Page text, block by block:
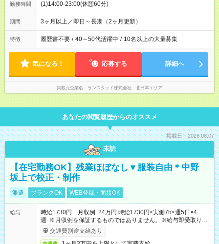
勤務時間 (1)14:00-23:00(休憩60分)
期間 3ヶ月以上／即日～長期（2ヶ月更新）
特徴 履歴書不要 / 40～50代活躍中 / 10名以上の大量募集
気になる！ 応募する 詳細へ
掲載元企業名 ランスタッド株式会社 北日本エリア
あなたの閲覧履歴からのオススメ
掲載日：2026.08.07
未読
【在宅勤務OK】残業ほぼなし▼服装自由＊中野
坂上で校正・制作
派遣 ブランクOK WEB登録・面接OK
給与
時給1730円 月収例 24万円 時給1730円×実働7h×週5日×4
週 ※月収例を保証するものではありません。※給与即受取りサ
ービス利用可（利用条件有）
交通費別途支給あり